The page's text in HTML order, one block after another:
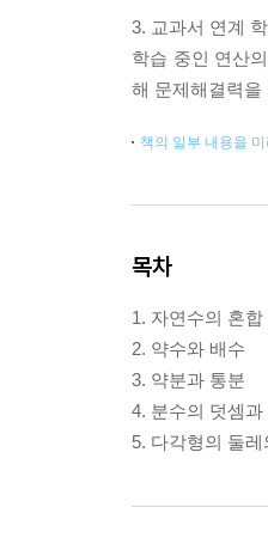
3. 교과서 연계
학습 중인 연산
해 문제해결력을
책의 일부 내용을
목차
1. 자연수의 혼합
2. 약수와 배수
3. 약분과 통분
4. 분수의 덧셈과
5. 다각형의 둘레